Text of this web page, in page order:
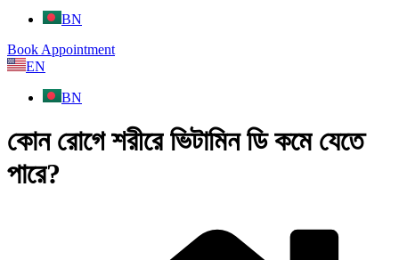
BN
Book Appointment
EN
BN
কোন রোগে শরীরে ভিটামিন ডি কমে যেতে
পারে?